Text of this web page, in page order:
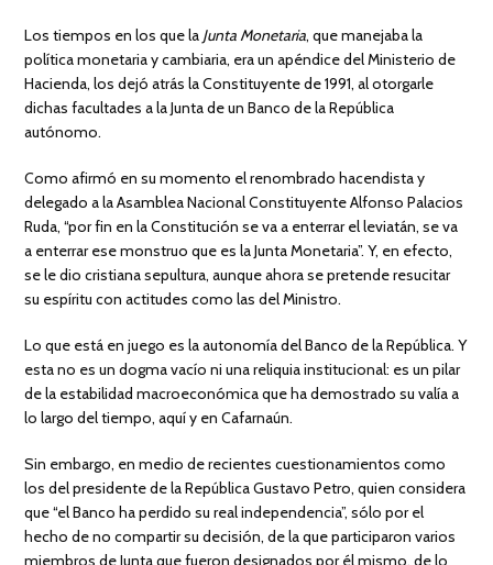
Los tiempos en los que la Junta Monetaria, que manejaba la
política monetaria y cambiaria, era un apéndice del Ministerio de
Hacienda, los dejó atrás la Constituyente de 1991, al otorgarle
dichas facultades a la Junta de un Banco de la República
autónomo.
Como afirmó en su momento el renombrado hacendista y
delegado a la Asamblea Nacional Constituyente Alfonso Palacios
Ruda, “por fin en la Constitución se va a enterrar el leviatán, se va
a enterrar ese monstruo que es la Junta Monetaria”. Y, en efecto,
se le dio cristiana sepultura, aunque ahora se pretende resucitar
su espíritu con actitudes como las del Ministro.
Lo que está en juego es la autonomía del Banco de la República. Y
esta no es un dogma vacío ni una reliquia institucional: es un pilar
de la estabilidad macroeconómica que ha demostrado su valía a
lo largo del tiempo, aquí y en Cafarnaún.
Sin embargo, en medio de recientes cuestionamientos como
los del presidente de la República Gustavo Petro, quien considera
que “el Banco ha perdido su real independencia”, sólo por el
hecho de no compartir su decisión, de la que participaron varios
miembros de Junta que fueron designados por él mismo, de lo